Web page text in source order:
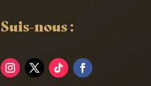
Suis-nous :